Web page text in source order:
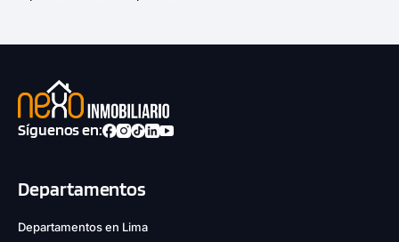
Síguenos en:
Departamentos
Departamentos en Lima